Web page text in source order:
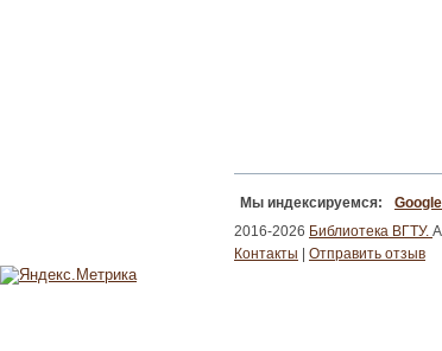
Мы индексируемся:
2016-2026 Библиотека ВГТУ.
Контакты
Отправить отзыв